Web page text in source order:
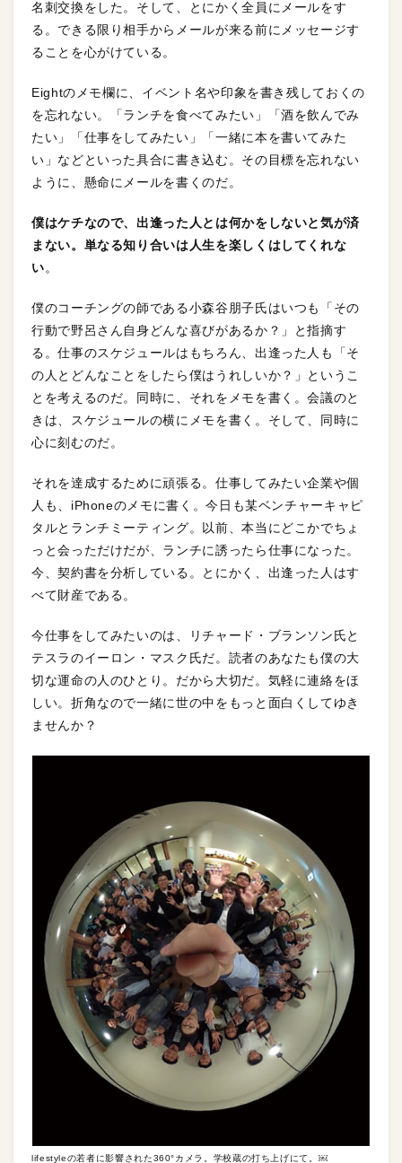
名刺交換をした。そして、とにかく全員にメールをす
る。できる限り相手からメールが来る前にメッセージす
ることを心がけている。
Eightのメモ欄に、イベント名や印象を書き残しておくの
を忘れない。「ランチを食べてみたい」「酒を飲んでみ
たい」「仕事をしてみたい」「一緒に本を書いてみた
い」などといった具合に書き込む。その目標を忘れない
ように、懸命にメールを書くのだ。
僕はケチなので、出逢った人とは何かをしないと気が済
まない。単なる知り合いは人生を楽しくはしてくれな
い。
僕のコーチングの師である小森谷朋子氏はいつも「その
行動で野呂さん自身どんな喜びがあるか？」と指摘す
る。仕事のスケジュールはもちろん、出逢った人も「そ
の人とどんなことをしたら僕はうれしいか？」というこ
とを考えるのだ。同時に、それをメモを書く。会議のと
きは、スケジュールの横にメモを書く。そして、同時に
心に刻むのだ。
それを達成するために頑張る。仕事してみたい企業や個
人も、iPhoneのメモに書く。今日も某ベンチャーキャピ
タルとランチミーティング。以前、本当にどこかでちょ
っと会っただけだが、ランチに誘ったら仕事になった。
今、契約書を分析している。とにかく、出逢った人はす
べて財産である。
今仕事をしてみたいのは、リチャード・ブランソン氏と
テスラのイーロン・マスク氏だ。読者のあなたも僕の大
切な運命の人のひとり。だから大切だ。気軽に連絡をほ
しい。折角なので一緒に世の中をもっと面白くしてゆき
ませんか？
lifestyleの若者に影響された360°カメラ。学校蔵の打ち上げにて。￼​